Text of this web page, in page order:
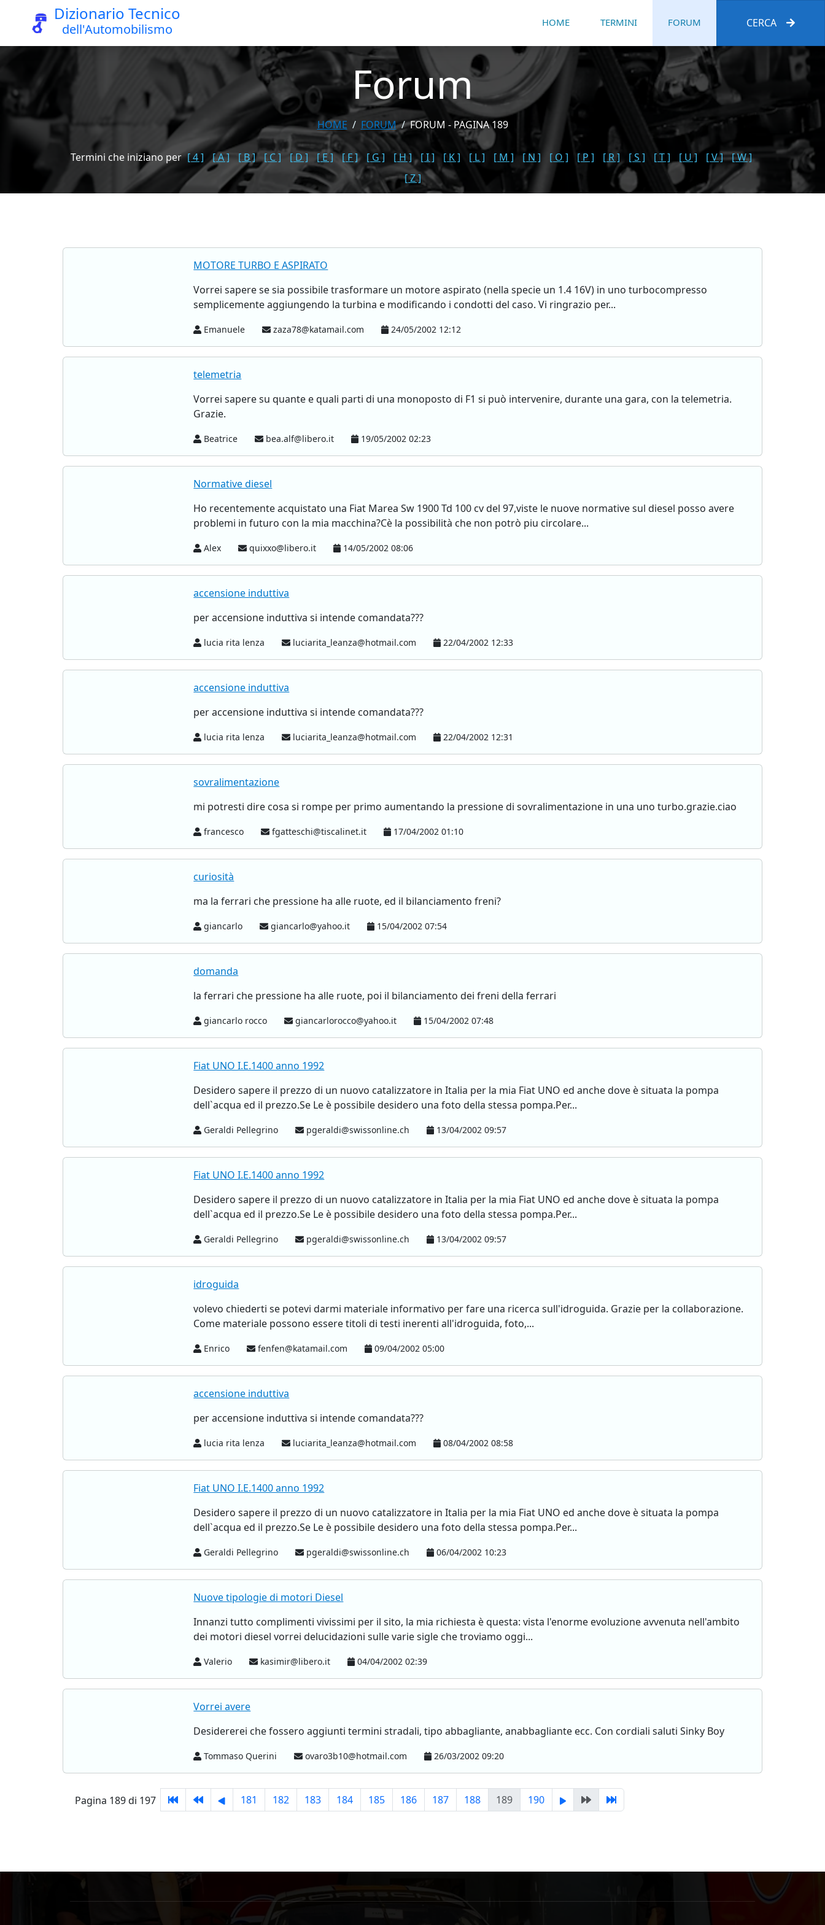
Dizionario Tecnico
dell'Automobilismo HOME TERMINI FORUM CERCA
Forum
HOME FORUM FORUM - PAGINA 189
Termini che iniziano per [ 4 ] [ A ] [ B ] [ C ] [ D ] [ E ] [ F ] [ G ] [ H ] [ I ] [ K ] [ L ] [ M ] [ N ] [ O ] [ P ] [ R ] [ S ] [ T ] [ U ] [ V ]
[ W ]
[ Z ]
MOTORE TURBO E ASPIRATO
Vorrei sapere se sia possibile trasformare un motore aspirato (nella specie un 1.4 16V) in uno turbocompresso
semplicemente aggiungendo la turbina e modificando i condotti del caso. Vi ringrazio per...
Emanuele zaza78@katamail.com 24/05/2002 12:12
telemetria
Vorrei sapere su quante e quali parti di una monoposto di F1 si può intervenire, durante una gara, con la telemetria.
Grazie.
Beatrice bea.alf@libero.it 19/05/2002 02:23
Normative diesel
Ho recentemente acquistato una Fiat Marea Sw 1900 Td 100 cv del 97,viste le nuove normative sul diesel posso avere
problemi in futuro con la mia macchina?Cè la possibilità che non potrò piu circolare...
Alex quixxo@libero.it 14/05/2002 08:06
accensione induttiva
per accensione induttiva si intende comandata???
lucia rita lenza luciarita_leanza@hotmail.com 22/04/2002 12:33
accensione induttiva
per accensione induttiva si intende comandata???
lucia rita lenza luciarita_leanza@hotmail.com 22/04/2002 12:31
sovralimentazione
mi potresti dire cosa si rompe per primo aumentando la pressione di sovralimentazione in una uno turbo.grazie.ciao
francesco fgatteschi@tiscalinet.it 17/04/2002 01:10
curiosità
ma la ferrari che pressione ha alle ruote, ed il bilanciamento freni?
giancarlo giancarlo@yahoo.it 15/04/2002 07:54
domanda
la ferrari che pressione ha alle ruote, poi il bilanciamento dei freni della ferrari
giancarlo rocco giancarlorocco@yahoo.it 15/04/2002 07:48
Fiat UNO I.E.1400 anno 1992
Desidero sapere il prezzo di un nuovo catalizzatore in Italia per la mia Fiat UNO ed anche dove è situata la pompa
dell`acqua ed il prezzo.Se Le è possibile desidero una foto della stessa pompa.Per...
Geraldi Pellegrino pgeraldi@swissonline.ch 13/04/2002 09:57
Fiat UNO I.E.1400 anno 1992
Desidero sapere il prezzo di un nuovo catalizzatore in Italia per la mia Fiat UNO ed anche dove è situata la pompa
dell`acqua ed il prezzo.Se Le è possibile desidero una foto della stessa pompa.Per...
Geraldi Pellegrino pgeraldi@swissonline.ch 13/04/2002 09:57
idroguida
volevo chiederti se potevi darmi materiale informativo per fare una ricerca sull'idroguida. Grazie per la collaborazione.
Come materiale possono essere titoli di testi inerenti all'idroguida, foto,...
Enrico fenfen@katamail.com 09/04/2002 05:00
accensione induttiva
per accensione induttiva si intende comandata???
lucia rita lenza luciarita_leanza@hotmail.com 08/04/2002 08:58
Fiat UNO I.E.1400 anno 1992
Desidero sapere il prezzo di un nuovo catalizzatore in Italia per la mia Fiat UNO ed anche dove è situata la pompa
dell`acqua ed il prezzo.Se Le è possibile desidero una foto della stessa pompa.Per...
Geraldi Pellegrino pgeraldi@swissonline.ch 06/04/2002 10:23
Nuove tipologie di motori Diesel
Innanzi tutto complimenti vivissimi per il sito, la mia richiesta è questa: vista l'enorme evoluzione avvenuta nell'ambito
dei motori diesel vorrei delucidazioni sulle varie sigle che troviamo oggi...
Valerio kasimir@libero.it 04/04/2002 02:39
Vorrei avere
Desidererei che fossero aggiunti termini stradali, tipo abbagliante, anabbagliante ecc. Con cordiali saluti Sinky Boy
Tommaso Querini ovaro3b10@hotmail.com 26/03/2002 09:20
Pagina 189 di 197 181 182 183 184 185 186 187 188 189 190